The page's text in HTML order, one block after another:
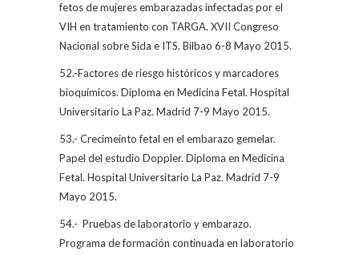
fetos de mujeres embarazadas infectadas por el
VIH en tratamiento con TARGA. XVII Congreso
Nacional sobre Sida e ITS. Bilbao 6-8 Mayo 2015.
52.-Factores de riesgo históricos y marcadores
bioquímicos. Diploma en Medicina Fetal. Hospital
Universitario La Paz. Madrid 7-9 Mayo 2015.
53.- Crecimeinto fetal en el embarazo gemelar.
Papel del estudio Doppler. Diploma en Medicina
Fetal. Hospital Universitario La Paz. Madrid 7-9
Mayo 2015.
54.- Pruebas de laboratorio y embarazo.
Programa de formación continuada en laboratorio